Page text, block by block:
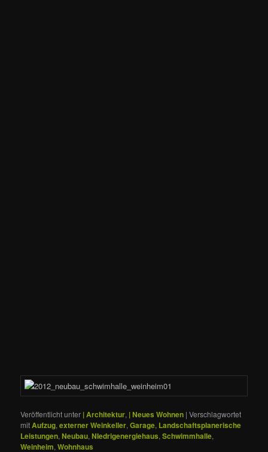
Veröffentlicht unter | Architektur, | Neues Wohnen |Verschlagwortet
mitAufzug,externer Weinkeller,Garage, Landschaftsplanerische
Leistungen,Neubau,NIedrigenergiehaus,Schwimmhalle,
Weinheim,Wohnhaus